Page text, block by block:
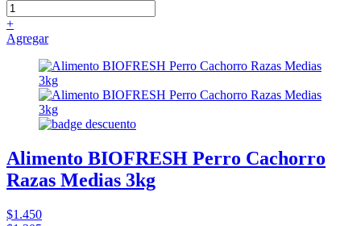
+
Agregar
Alimento BIOFRESH Perro Cachorro
Razas Medias 3kg
$1.450